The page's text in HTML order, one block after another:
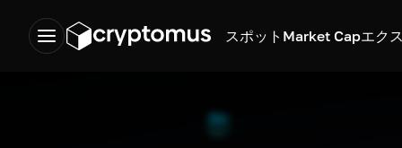
スポット Market Capエク